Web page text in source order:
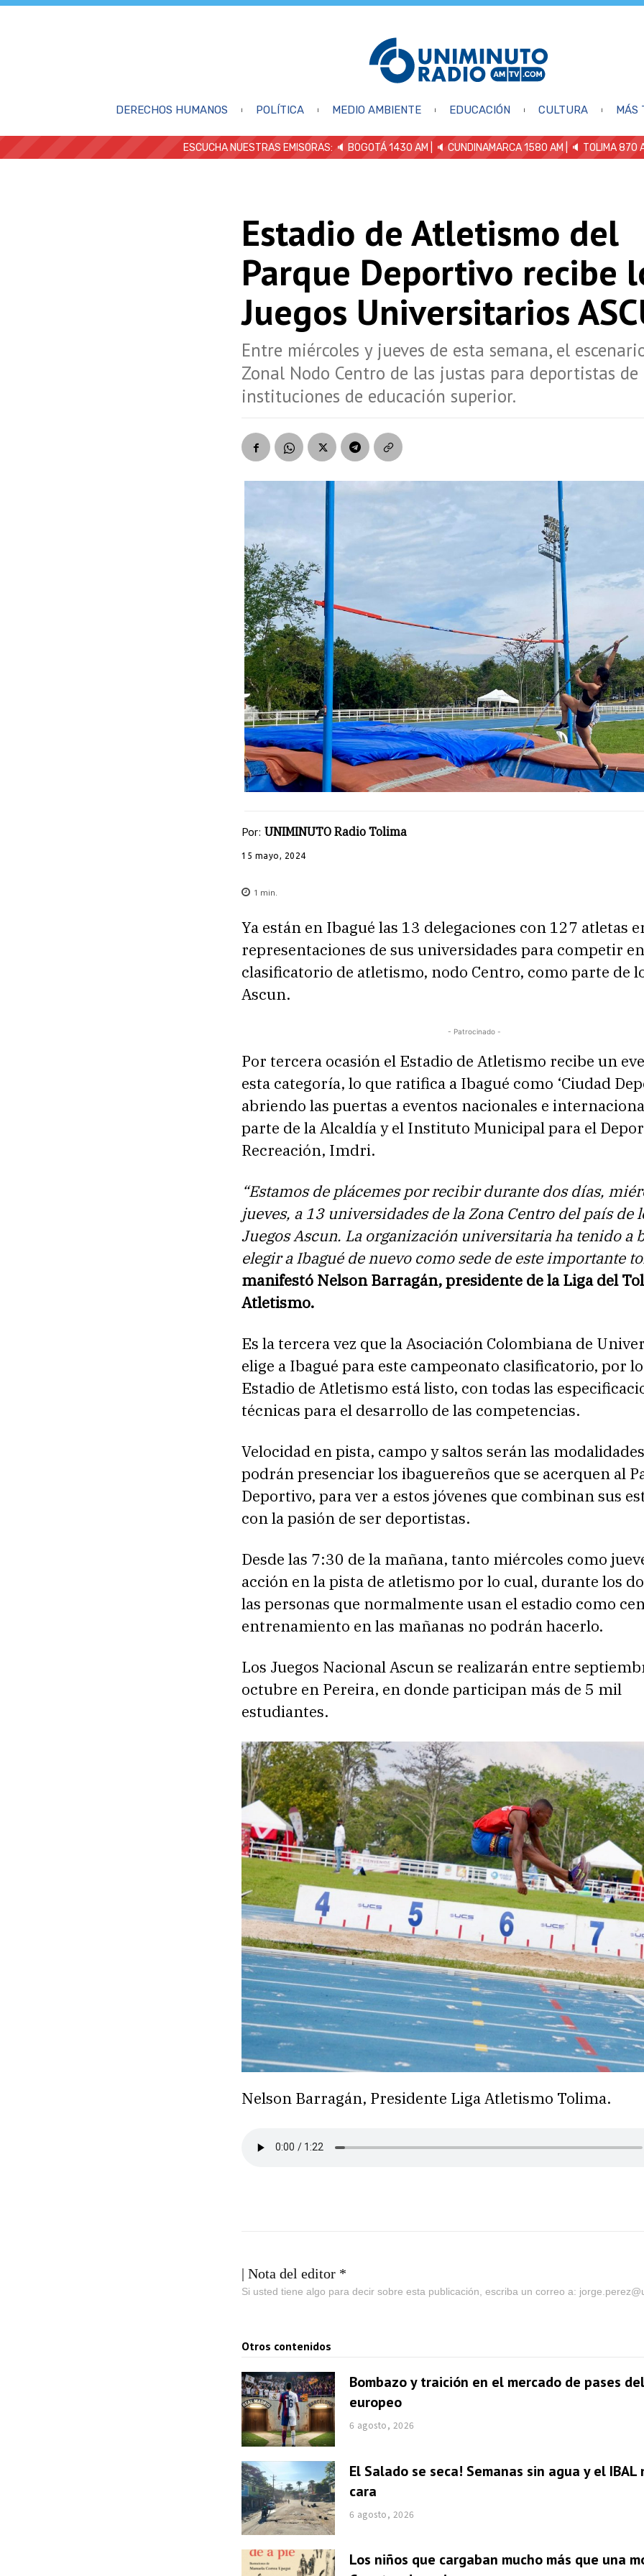
DERECHOS HUMANOS POLÍTICA MEDIO AMBIENTE EDUCACIÓN CULTURA MÁS
ESCUCHA NUESTRAS EMISORAS: 🔈 BOGOTÁ 1430 AM | 🔈 CUNDINAMARCA 1580 AM | 🔈 TOLIMA 870
Estadio de Atletismo del
Parque Deportivo recibe
Juegos Universitarios
Entre miércoles y jueves de esta semana, el
Zonal Nodo Centro de las justas para deportistas de
instituciones de educación superior.
Por: UNIMINUTO Radio Tolima
15 mayo, 2024
1 min.
Ya están en Ibagué las 13 delegaciones con 127 atletas
representaciones de sus universidades para competir
clasificatorio de atletismo, nodo Centro, como parte de
Ascun.
- Patrocinado -
Por tercera ocasión el Estadio de Atletismo recibe un
esta categoría, lo que ratifica a Ibagué como ‘Ciudad
abriendo las puertas a eventos nacionales e
parte de la Alcaldía y el Instituto Municipal para el
Recreación, Imdri.
“Estamos de plácemes por recibir durante dos días,
jueves, a 13 universidades de la Zona Centro del país de
Juegos Ascun. La organización universitaria ha tenido a
elegir a Ibagué de nuevo como sede de este importante
manifestó Nelson Barragán, presidente de la Liga del
Atletismo.
Es la tercera vez que la Asociación Colombiana de
elige a Ibagué para este campeonato clasificatorio, por
Estadio de Atletismo está listo, con todas las
técnicas para el desarrollo de las competencias.
Velocidad en pista, campo y saltos serán las
podrán presenciar los ibaguereños que se acerquen al
Deportivo, para ver a estos jóvenes que combinan sus
con la pasión de ser deportistas.
Desde las 7:30 de la mañana, tanto miércoles como
acción en la pista de atletismo por lo cual, durante los
las personas que normalmente usan el estadio como
entrenamiento en las mañanas no podrán hacerlo.
Los Juegos Nacional Ascun se realizarán entre
octubre en Pereira, en donde participan más de 5 mil
estudiantes.
Nelson Barragán, Presidente Liga Atletismo Tolima.
| Nota del editor *
Si usted tiene algo para decir sobre esta publicación, escriba un correo a:
Otros contenidos
Bombazo y traición en el mercado de pases
europeo
6 agosto, 2026
El Salado se seca! Semanas sin agua y el IBAL
cara
6 agosto, 2026
Los niños que cargaban mucho más que una